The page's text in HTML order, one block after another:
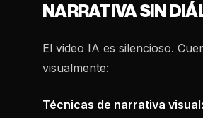
NARRATIVA SIN
El video IA es silencioso.
visualmente:
Técnicas de narrativa visual: